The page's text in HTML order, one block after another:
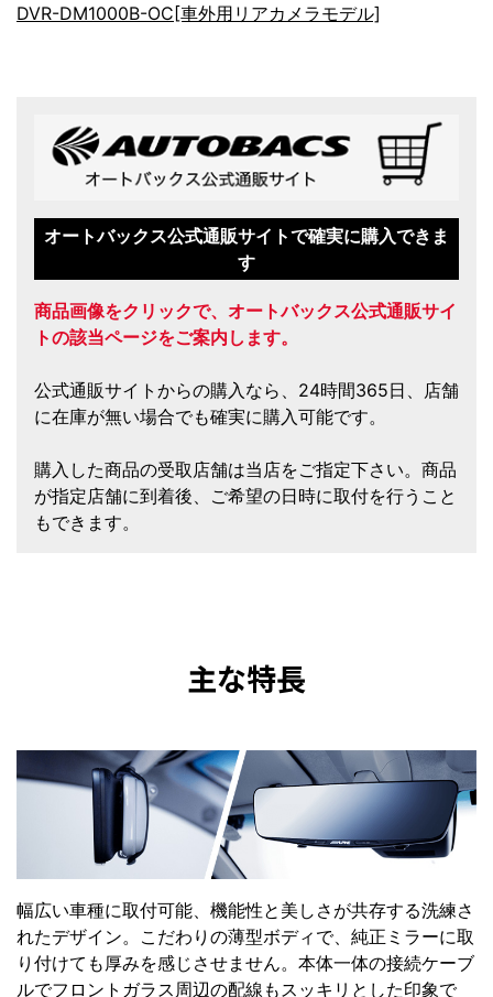
DVR-DM1000B-OC[車外用リアカメラモデル]
オートバックス公式通販サイトで確実に購入できま
す
商品画像をクリックで、オートバックス公式通販サイ
トの該当ページをご案内します。
公式通販サイトからの購入なら、24時間365日、店舗
に在庫が無い場合でも確実に購入可能です。
購入した商品の受取店舗は当店をご指定下さい。商品
が指定店舗に到着後、ご希望の日時に取付を行うこと
もできます。
主な特長
幅広い車種に取付可能、機能性と美しさが共存する洗練さ
れたデザイン。こだわりの薄型ボディで、純正ミラーに取
り付けても厚みを感じさせません。本体一体の接続ケーブ
ルでフロントガラス周辺の配線もスッキリとした印象で